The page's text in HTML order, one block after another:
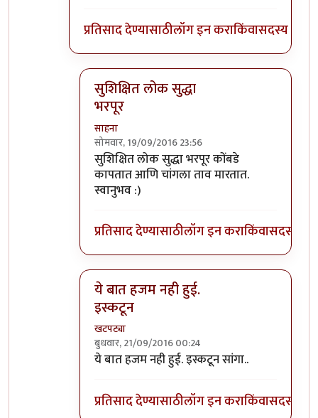
प्रतिसाद देण्यासाठीलॉग इन कराकिंवासदस्य व्हा
सुशिक्षित लोक सुद्धा
भरपूर
साहना
सोमवार, 19/09/2016 23:56
In reply toफरक आहे थोडा, बकरे सर्व समाज
सुशिक्षित लोक सुद्धा भरपूर कोंबडे
कापतात आणि चांगला ताव मारतात.
स्वानुभव :)
प्रतिसाद देण्यासाठीलॉग इन कराकिंवासदस्य व्हा
ये बात हजम नही हुई.
इस्कटून
खटपट्या
बुधवार, 21/09/2016 00:24
In reply toफरक आहे थोडा, बकरे सर्व समाज
ये बात हजम नही हुई. इस्कटून सांगा..
प्रतिसाद देण्यासाठीलॉग इन कराकिंवासदस्य व्हा